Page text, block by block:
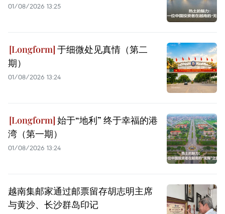
01/08/2026 13:25
于细微处见真情（第二
期）
01/08/2026 13:24
始于“地利” 终于幸福的港
湾（第一期）
01/08/2026 13:24
越南集邮家通过邮票留存胡志明主席
与黄沙、长沙群岛印记